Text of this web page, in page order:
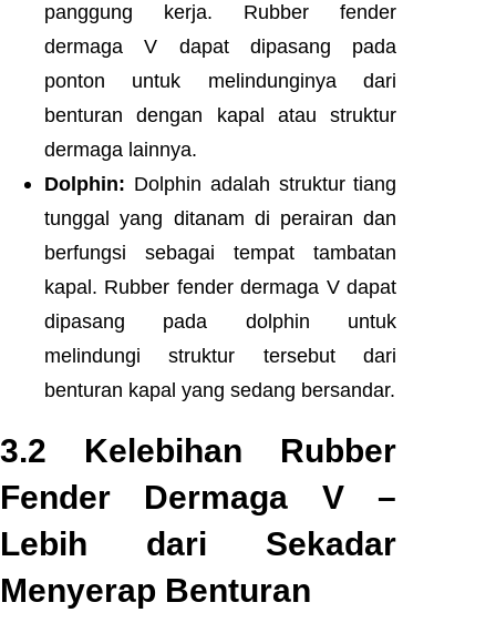
panggung kerja. Rubber fender
dermaga V dapat dipasang pada
ponton untuk melindunginya dari
benturan dengan kapal atau struktur
dermaga lainnya.
Dolphin: Dolphin adalah struktur tiang
tunggal yang ditanam di perairan dan
berfungsi sebagai tempat tambatan
kapal. Rubber fender dermaga V dapat
dipasang pada dolphin untuk
melindungi struktur tersebut dari
benturan kapal yang sedang bersandar.
3.2 Kelebihan Rubber
Fender Dermaga V –
Lebih dari Sekadar
Menyerap Benturan